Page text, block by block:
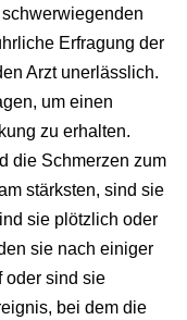
Erfragung der
Arzt unerlässlich.
um einen
zu erhalten.
die Schmerzen zum
stärksten, sind sie
sie plötzlich oder
sie nach einiger
oder sind sie
bei dem die